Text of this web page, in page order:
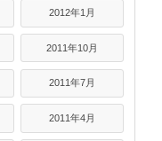
2012年1月
2011年10月
2011年7月
2011年4月